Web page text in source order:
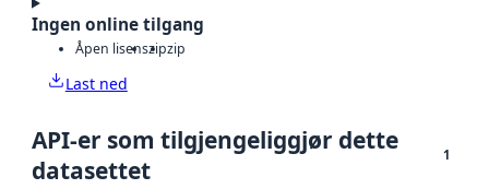
Ingen online tilgang
Åpen lisenszipzip
Last ned
API-er som tilgjengeliggjør dette
datasettet
1